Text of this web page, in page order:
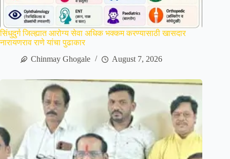
सिंधुदुर्ग जिल्ह्यात आरोग्य सेवा अधिक भक्कम करण्यासाठी खासदार
नारायणराव राणे यांचा पुढाकार
Chinmay Ghogale
August 7, 2026